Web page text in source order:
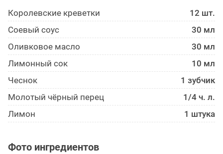
Королевские креветки
12 шт.
Соевый соус
30 мл
Оливковое масло
30 мл
Лимонный сок
10 мл
Чеснок
1 зубчик
Молотый чёрный перец
1/4 ч. л.
Лимон
1 штука
Фото ингредиентов